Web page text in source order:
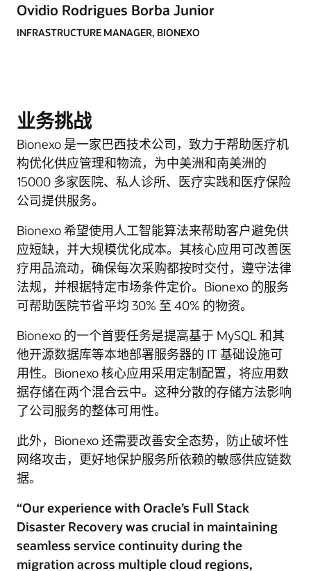
Ovidio Rodrigues Borba Junior
INFRASTRUCTURE MANAGER, BIONEXO
业务挑战
Bionexo 是一家巴西技术公司，致力于帮助医疗机
构优化供应管理和物流，为中美洲和南美洲的
15000 多家医院、私人诊所、医疗实践和医疗保险
公司提供服务。
Bionexo 希望使用人工智能算法来帮助客户避免供
应短缺，并大规模优化成本。其核心应用可改善医
疗用品流动，确保每次采购都按时交付，遵守法律
法规，并根据特定市场条件定价。Bionexo 的服务
可帮助医院节省平均 30% 至 40% 的物资。
Bionexo 的一个首要任务是提高基于 MySQL 和其
他开源数据库等本地部署服务器的 IT 基础设施可
用性。Bionexo 核心应用采用定制配置，将应用数
据存储在两个混合云中。这种分散的存储方法影响
了公司服务的整体可用性。
此外，Bionexo 还需要改善安全态势，防止破坏性
网络攻击，更好地保护服务所依赖的敏感供应链数
据。
“Our experience with Oracle’s Full Stack
Disaster Recovery was crucial in maintaining
seamless service continuity during the
migration across multiple cloud regions,